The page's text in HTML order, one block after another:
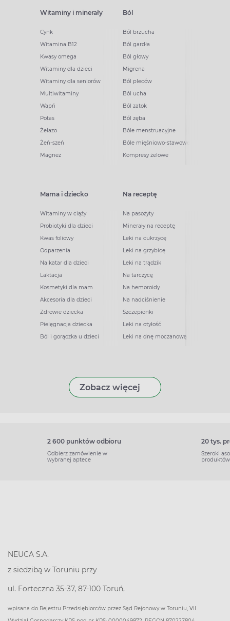
Witaminy i minerały
Cynk
Witamina B12
Kwasy omega
Witaminy dla dzieci
Witaminy dla seniorów
Multiwitaminy
Wapń
Potas
Żelazo
Żeń-szeń
Magnez
Ból
Ból brzucha
Ból gardła
Ból głowy
Migrena
Ból pleców
Ból ucha
Ból zatok
Ból zęba
Bóle menstruacyjne
Bóle mięśniowo-stawowe
Kompresy żelowe
Mama i dziecko
Witaminy w ciąży
Probiotyki dla dzieci
Kwas foliowy
Odparzenia
Na katar dla dzieci
Laktacja
Kosmetyki dla mam
Akcesoria dla dzieci
Zdrowie dziecka
Pielęgnacja dziecka
Ból i gorączka u dzieci
Na receptę
Na pasożyty
Minerały na receptę
Leki na cukrzycę
Leki na grzybicę
Leki na trądzik
Na tarczycę
Na hemoroidy
Na nadciśnienie
Szczepionki
Leki na otyłość
Leki na dnę moczanową
Zobacz więcej
2 600 punktów odbioru
Odbierz zamówienie w
wybranej aptece
20 tys.
Szeroki
produktów
NEUCA S.A.
z siedzibą w Toruniu przy
ul. Forteczna 35-37, 87-100 Toruń,
wpisana do Rejestru Przedsiębiorców przez Sąd Rejonowy w Toruniu, VII